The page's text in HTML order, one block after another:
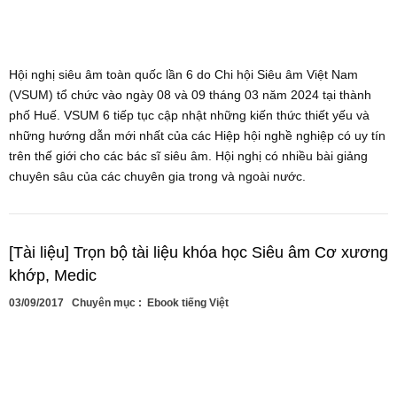
Hội nghị siêu âm toàn quốc lần 6 do Chi hội Siêu âm Việt Nam
(VSUM) tổ chức vào ngày 08 và 09 tháng 03 năm 2024 tại thành
phố Huế. VSUM 6 tiếp tục cập nhật những kiến thức thiết yếu và
những hướng dẫn mới nhất của các Hiệp hội nghề nghiệp có uy tín
trên thế giới cho các bác sĩ siêu âm. Hội nghị có nhiều bài giảng
chuyên sâu của các chuyên gia trong và ngoài nước.
[Tài liệu] Trọn bộ tài liệu khóa học Siêu âm Cơ xương
khớp, Medic
03/09/2017 Chuyên mục : Ebook tiếng Việt